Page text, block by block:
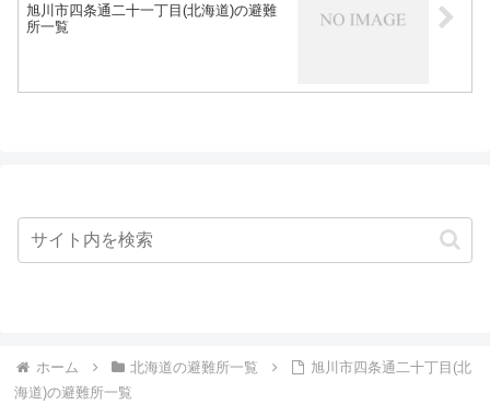
旭川市四条通二十一丁目(北海道)の避難
所一覧
ホーム 北海道の避難所一覧
旭川市四条通二十丁目(北
海道)の避難所一覧